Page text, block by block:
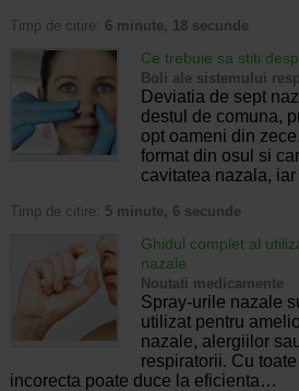
Timp de citire: 6 minute, 18 secunde
Ce trebuie sa stiti
Boli ale sistemului
Deviatia de sept
destul de comuna,
opt oameni din
format din osul si
cavitatea nazala,
Timp de citire: 5 minute, 6 secunde
Ghidul complet al
nazale
Noutati medicamente
Spray-urile nazale
utilizat pentru
nazale, alergiilor
respiratorii. Cu
incorecta poate duce la eficienta…